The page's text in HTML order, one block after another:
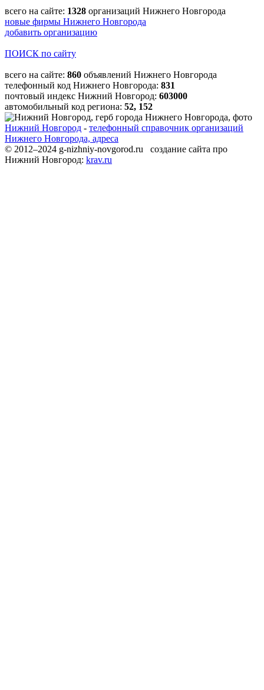
всего на сайте: 1328 организаций Нижнего Новгорода
новые фирмы Нижнего Новгорода
добавить организацию
ПОИСК по сайту
всего на сайте: 860 объявлений Нижнего Новгорода
телефонный код Нижнего Новгорода: 831
почтовый индекс Нижний Новгород: 603000
автомобильный код региона: 52, 152
Нижний Новгород - телефонный справочник организаций
Нижнего Новгорода, адреса
© 2012–2024 g-nizhniy-novgorod.ru создание сайта про
Нижний Новгород: krav.ru